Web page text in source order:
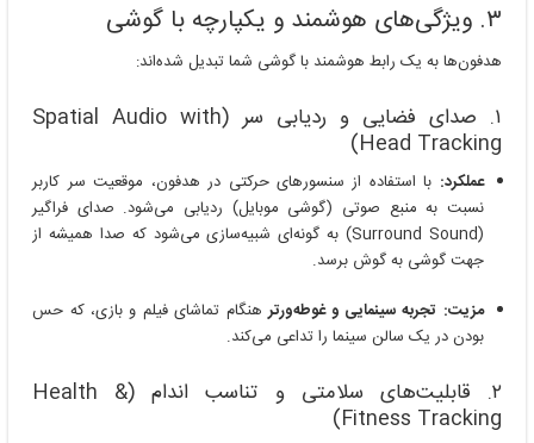
۳. ویژگی‌های هوشمند و یکپارچه با گوشی
هدفون‌ها به یک رابط هوشمند با گوشی شما تبدیل شده‌اند:
۱. صدای فضایی و ردیابی سر (Spatial Audio with
Head Tracking)
عملکرد: با استفاده از سنسورهای حرکتی در هدفون، موقعیت سر کاربر
نسبت به منبع صوتی (گوشی موبایل) ردیابی می‌شود. صدای فراگیر
(Surround Sound) به گونه‌ای شبیه‌سازی می‌شود که صدا همیشه از
جهت گوشی به گوش برسد.
مزیت: تجربه سینمایی و غوطه‌ورترهنگام تماشای فیلم و بازی، که حس
بودن در یک سالن سینما را تداعی می‌کند.
۲. قابلیت‌های سلامتی و تناسب اندام (Health &
Fitness Tracking)